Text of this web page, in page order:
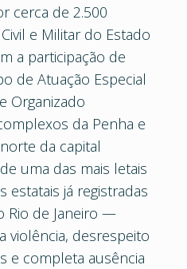
cerca de 2.500
e Militar do Estado
a participação de
de Atuação Especial
Organizado
da Penha e
da capital
uma das mais letais
estatais já registradas
Rio de Janeiro —
violência, desrespeito
e completa ausência